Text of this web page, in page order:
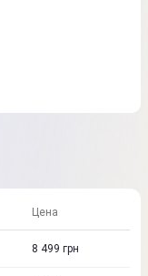
Цена
8 499 грн